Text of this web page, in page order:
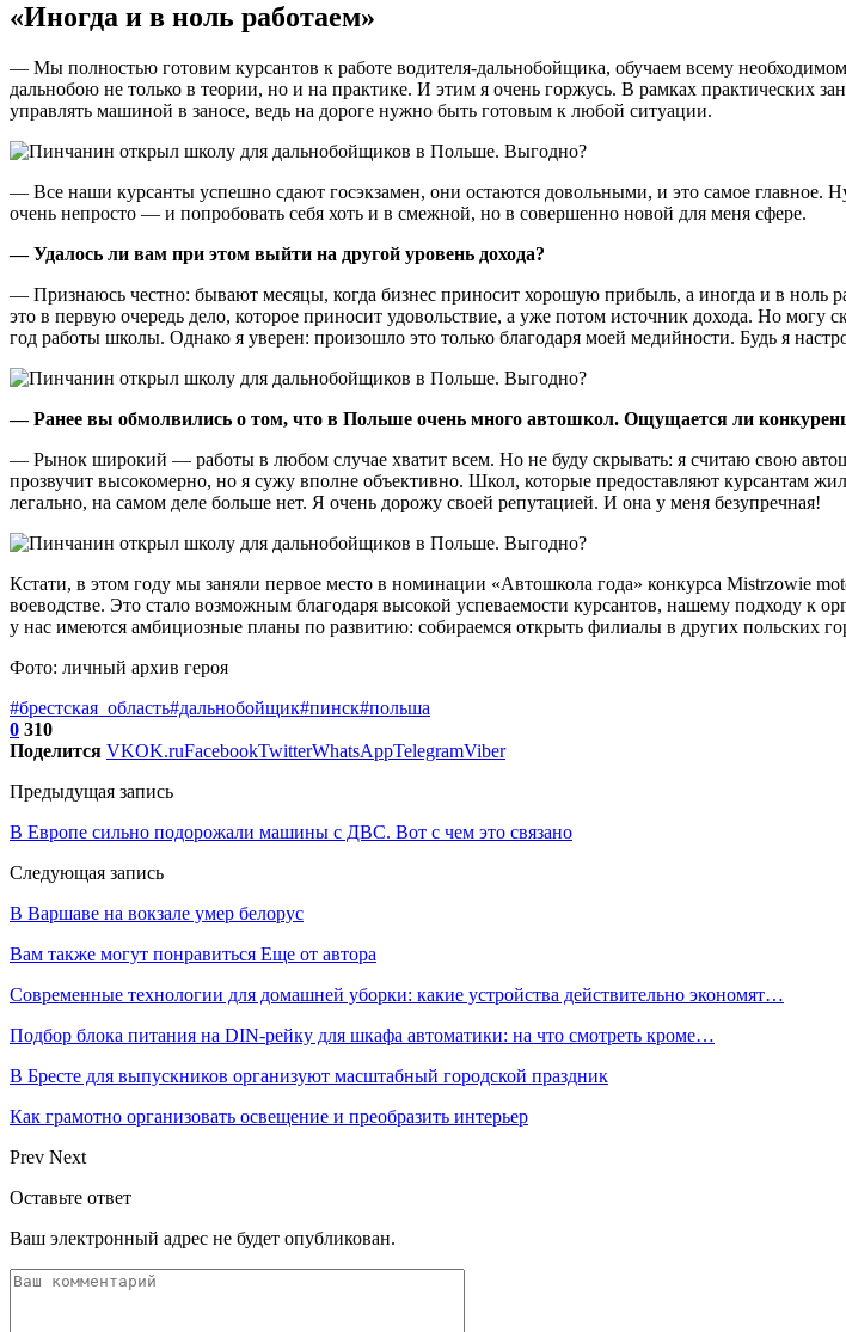
«Иногда и в ноль работаем»
— Мы полностью готовим курсантов к работе водителя-дальнобойщика, обучаем всему
дальнобою не только в теории, но и на практике. И этим я очень горжусь. В рамках практических
управлять машиной в заносе, ведь на дороге нужно быть готовым к любой ситуации.
— Все наши курсанты успешно сдают госэкзамен, они остаются довольными, и это самое главное.
очень непросто — и попробовать себя хоть и в смежной, но в совершенно новой для меня сфере.
— Удалось ли вам при этом выйти на другой уровень дохода?
— Признаюсь честно: бывают месяцы, когда бизнес приносит хорошую прибыль, а иногда и в ноль
это в первую очередь дело, которое приносит удовольствие, а уже потом источник дохода. Но
год работы школы. Однако я уверен: произошло это только благодаря моей медийности. Будь я
— Ранее вы обмолвились о том, что в Польше очень много автошкол. Ощущается ли
— Рынок широкий — работы в любом случае хватит всем. Но не буду скрывать: я считаю свою
прозвучит высокомерно, но я сужу вполне объективно. Школ, которые предоставляют курсантам
легально, на самом деле больше нет. Я очень дорожу своей репутацией. И она у меня безупречная!
Кстати, в этом году мы заняли первое место в номинации «Автошкола года» конкурса Mistrzowie
воеводстве. Это стало возможным благодаря высокой успеваемости курсантов, нашему подходу
у нас имеются амбициозные планы по развитию: собираемся открыть филиалы в других польских
Фото: личный архив героя
#брестская_область#дальнобойщик#пинск#польша
0 310
Поделится VKOK.ruFacebookTwitterWhatsAppTelegramViber
Предыдущая запись
В Европе сильно подорожали машины с ДВС. Вот с чем это связано
Следующая запись
В Варшаве на вокзале умер белорус
Вам также могут понравиться Еще от автора
Современные технологии для домашней уборки: какие устройства действительно экономят…
Подбор блока питания на DIN-рейку для шкафа автоматики: на что смотреть кроме…
В Бресте для выпускников организуют масштабный городской праздник
Как грамотно организовать освещение и преобразить интерьер
Prev Next
Оставьте ответ
Ваш электронный адрес не будет опубликован.